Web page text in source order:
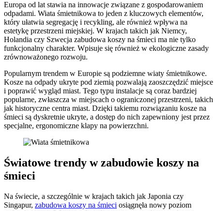
Europa od lat stawia na innowacje związane z gospodarowaniem
odpadami. Wiata śmietnikowa to jeden z kluczowych elementów,
który ułatwia segregację i recykling, ale również wpływa na
estetykę przestrzeni miejskiej. W krajach takich jak Niemcy,
Holandia czy Szwecja zabudowa koszy na śmieci ma nie tylko
funkcjonalny charakter. Wpisuje się również w ekologiczne zasady
zrównoważonego rozwoju.
Popularnym trendem w Europie są podziemne wiaty śmietnikowe.
Kosze na odpady ukryte pod ziemią pozwalają zaoszczędzić miejsce
i poprawić wygląd miast. Tego typu instalacje są coraz bardziej
popularne, zwłaszcza w miejscach o ograniczonej przestrzeni, takich
jak historyczne centra miast. Dzięki takiemu rozwiązaniu kosze na
śmieci są dyskretnie ukryte, a dostęp do nich zapewniony jest przez
specjalne, ergonomiczne klapy na powierzchni.
Światowe trendy w zabudowie koszy na
śmieci
Na świecie, a szczególnie w krajach takich jak Japonia czy
Singapur, zabudowa koszy na śmieci osiągnęła nowy poziom